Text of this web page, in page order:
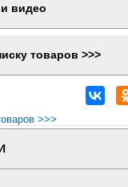
видео
товаров >>>
>>>